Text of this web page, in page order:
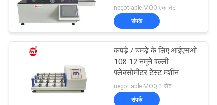
negotiable MOQ:एक सेट
संपर्क
कपड़े / चमड़े के लिए आईएसओ
108 12 नमूने बल्ली
फ्लेक्सोमीटर टेस्ट मशीन
negotiable MOQ:1 सेट
संपर्क